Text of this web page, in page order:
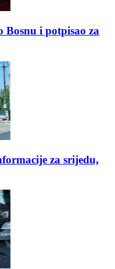
Bosnu i potpisao za
za srijedu,